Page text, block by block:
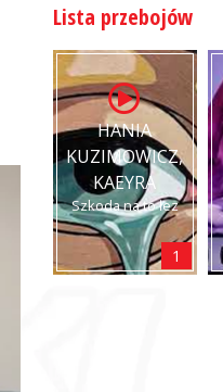
Lista przebojów
HANIA
KUZIMOWICZ,
KAEYRA
Szkoda na to łez
1